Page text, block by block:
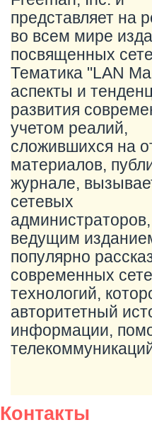
представляет на
во всем мире
посвященных
Тематика "LAN
аспекты и
развития
учетом реалий,
сложившихся на
материалов,
журнале,
сетевых
ведущим
популярно
современных
технологий,
авторитетный
информации,
Контакты